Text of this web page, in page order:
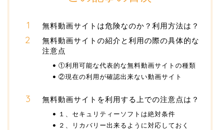
無料動画サイトは危険なのか？利用方法は？
無料動画サイトの紹介と利用の際の具体的な
注意点
①利用可能な代表的な無料動画サイトの種類
②現在の利用が確認出来ない動画サイト
無料動画サイトを利用する上での注意点は？
１、セキュリティーソフトは絶対条件
２、リカバリー出来るように対応しておく